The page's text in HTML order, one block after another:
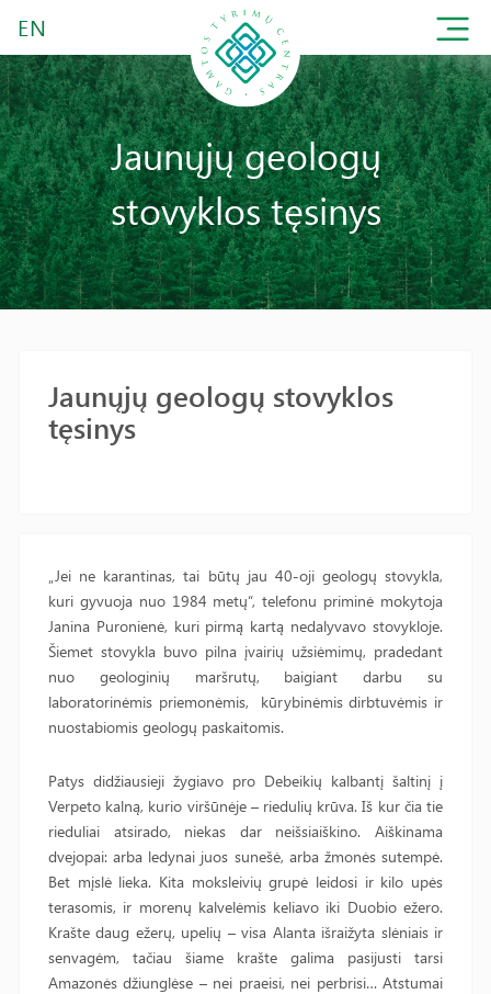
EN
Jaunųjų geologų
stovyklos tęsinys
Jaunųjų geologų stovyklos
tęsinys
„Jei ne karantinas, tai būtų jau 40-oji geologų stovykla,
kuri gyvuoja nuo 1984 metų“, telefonu priminė mokytoja
Janina Puronienė, kuri pirmą kartą nedalyvavo stovykloje.
Šiemet stovykla buvo pilna įvairių užsiėmimų, pradedant
nuo geologinių maršrutų, baigiant darbu su
laboratorinėmis priemonėmis, kūrybinėmis dirbtuvėmis ir
nuostabiomis geologų paskaitomis.
Patys didžiausieji žygiavo pro Debeikių kalbantį šaltinį į
Verpeto kalną, kurio viršūnėje – riedulių krūva. Iš kur čia tie
rieduliai atsirado, niekas dar neišsiaiškino. Aiškinama
dvejopai: arba ledynai juos sunešė, arba žmonės sutempė.
Bet mįslė lieka. Kita moksleivių grupė leidosi ir kilo upės
terasomis, ir morenų kalvelėmis keliavo iki Duobio ežero.
Krašte daug ežerų, upelių – visa Alanta išraižyta slėniais ir
senvagėm, tačiau šiame krašte galima pasijusti tarsi
Amazonės džiunglėse – nei praeisi, nei perbrisi… Atstumai